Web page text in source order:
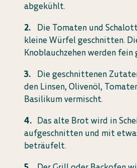
abgekühlt.
Die Tomaten und
kleine Würfel geschnitten.
Knoblauchzehen werden fein
Die geschnittenen
den Linsen, Olivenöl,
Basilikum vermischt.
Das alte Brot wird in
aufgeschnitten und mit
beträufelt.